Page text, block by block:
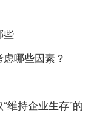
些
哪些因素？
持企业生存”的